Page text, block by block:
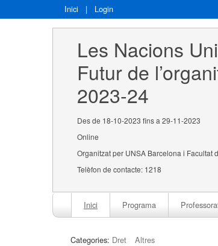
Inici | Login
Les Nacions
Futur de
2023-24
Des de 18-10-2023 fins a 29-11-2023
Online
Organitzat per UNSA Barcelona i Facultat
Telèfon de contacte: 1218
Inici Programa
Categories: Dret
Altres